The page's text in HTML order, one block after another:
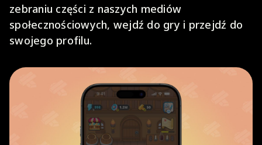
zebraniu części z naszych mediów
społecznościowych, wejdź do gry i przejdź do
swojego profilu.